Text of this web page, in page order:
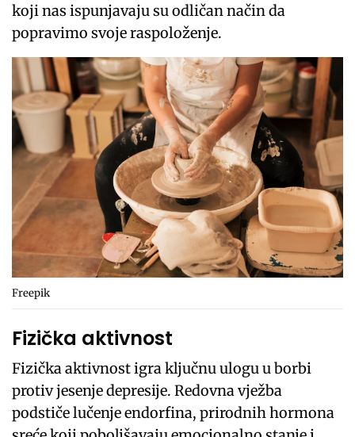
koji nas ispunjavaju su odličan način da
popravimo svoje raspoloženje.
Freepik
Fizička aktivnost
Fizička aktivnost igra ključnu ulogu u borbi
protiv jesenje depresije. Redovna vježba
podstiče lučenje endorfina, prirodnih hormona